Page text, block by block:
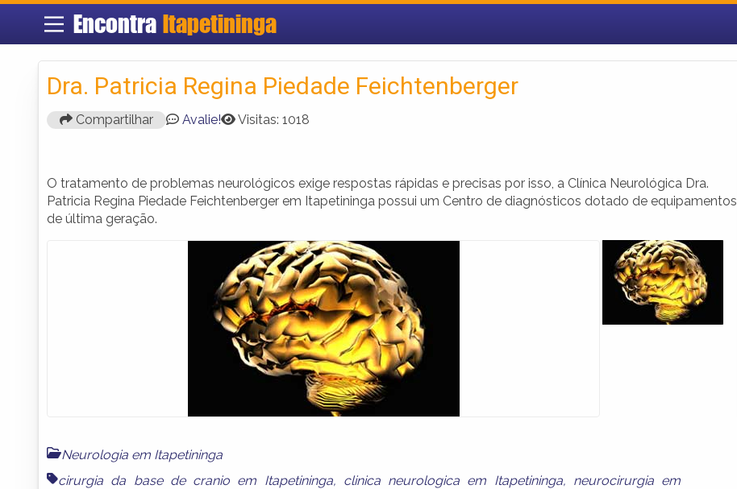
Encontra Itapetininga
Dra. Patricia Regina Piedade Feichtenberger
Compartilhar Avalie! Visitas: 1018
O tratamento de problemas neurológicos exige respostas rápidas e precisas por isso, a Clínica Neurológica Dra.
Patricia Regina Piedade Feichtenberger em Itapetininga possui um Centro de diagnósticos dotado de equipamentos
de última geração.
Neurologia em Itapetininga
cirurgia da base de cranio em Itapetininga, clinica neurologica em Itapetininga, neurocirurgia em